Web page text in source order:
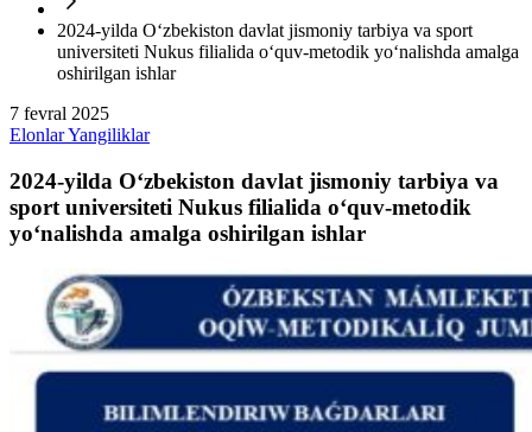
2024-yilda O‘zbekiston davlat jismoniy tarbiya va sport
universiteti Nukus filialida o‘quv-metodik yo‘nalishda amalga
oshirilgan ishlar
7 fevral 2025
ElonlarYangiliklar
2024-yilda O‘zbekiston davlat jismoniy tarbiya va
sport universiteti Nukus filialida o‘quv-metodik
yo‘nalishda amalga oshirilgan ishlar